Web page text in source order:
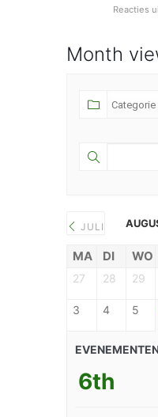
Reacties
Month
JULI
MA DI WO
27 28 29
3 4 5
6th